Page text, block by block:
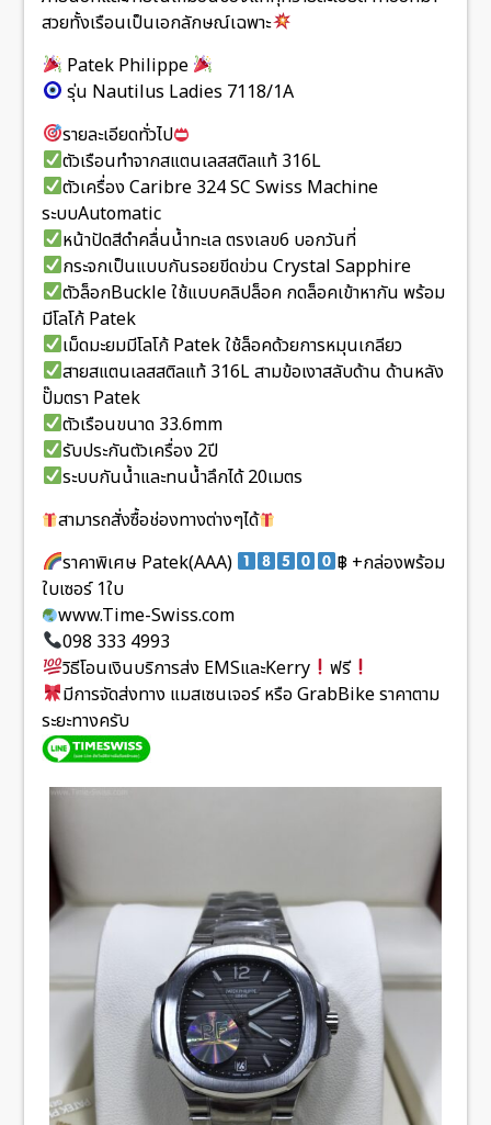
สวยทั้งเรือนเป็นเอกลักษณ์เฉพาะ
Patek Philippe
รุ่น Nautilus Ladies 7118/1A
รายละเอียดทั่วไป
ตัวเรือนทำจากสแตนเลสสติลแท้ 316L
ตัวเครื่อง Caribre 324 SC Swiss Machine
ระบบAutomatic
หน้าปัดสีดำคลื่นน้ำทะเล ตรงเลข6 บอกวันที่
กระจกเป็นแบบกันรอยขีดข่วน Crystal Sapphire
ตัวล็อกBuckle ใช้แบบคลิปล็อค กดล็อคเข้าหากัน พร้อม
มีโลโก้ Patek
เม็ดมะยมมีโลโก้ Patek ใช้ล็อคด้วยการหมุนเกลียว
สายสแตนเลสสติลแท้ 316L สามข้อเงาสลับด้าน ด้านหลัง
ปั๊มตรา Patek
ตัวเรือนขนาด 33.6mm
รับประกันตัวเครื่อง 2ปี
ระบบกันน้ำและทนน้ำลึกได้ 20เมตร
สามารถสั่งซื้อช่องทางต่างๆได้
ราคาพิเศษ Patek(AAA)
฿ +กล่องพร้อม
ใบเซอร์ 1ใบ
www.Time-Swiss.com
098 333 4993
วิธีโอนเงินบริการส่ง EMSและKerry
ฟรี
มีการจัดส่งทาง แมสเซนเจอร์ หรือ GrabBike ราคาตาม
ระยะทางครับ